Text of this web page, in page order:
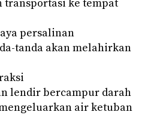
transportasi ke tempat
persalinan
tanda akan melahirkan
lendir bercampur darah
air ketuban